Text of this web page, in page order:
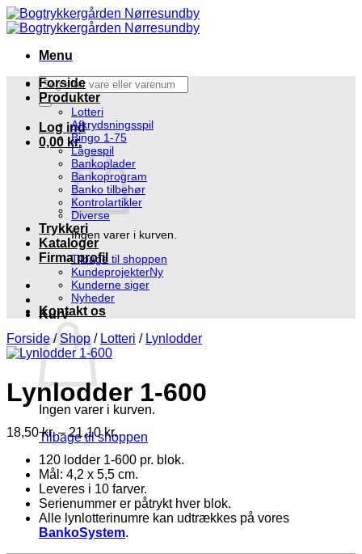
Fortsæt
til
Menu
Søg
efter:
Log ind
0,00 kr.
Ingen varer i kurven.
Tilbage til shoppen
Kurv
Ingen varer i kurven.
Tilbage til shoppen
Forside
Produkter
Lotteri
Afkrydsningsspil
Bingo 1-75
Lågespil
Bankoplader
Bankoprogram
Banko tilbehør
Kontrolartikler
Diverse
Trykkeri
Kataloger
Firma profil
Kundeprojekter
Kunderne siger
Nyheder
Kontakt os
Forside / Shop / Lotteri / Lynlodder
Lynlodder 1-600
18,50kr. – 21,10kr.Prisinterval:
18,50 kr.
til
21,10 kr.
120 lodder 1-600 pr. blok.
Mål: 4,2 x 5,5 cm.
Leveres i 10 farver.
Serienummer er påtrykt hver blok.
Alle lynlotterinumre kan udtrækkes på vores
BankoSystem.